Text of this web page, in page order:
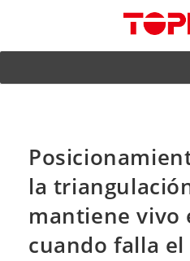
la
mantiene vivo
cuando falla el